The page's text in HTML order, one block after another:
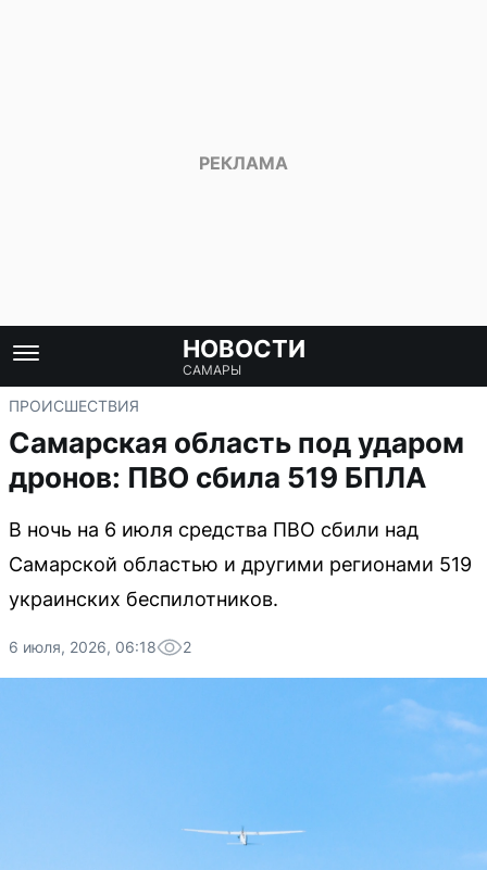
НОВОСТИ
САМАРЫ
ПРОИСШЕСТВИЯ
Самарская область под ударом
дронов: ПВО сбила 519 БПЛА
В ночь на 6 июля средства ПВО сбили над
Самарской областью и другими регионами 519
украинских беспилотников.
6 июля, 2026, 06:18 2